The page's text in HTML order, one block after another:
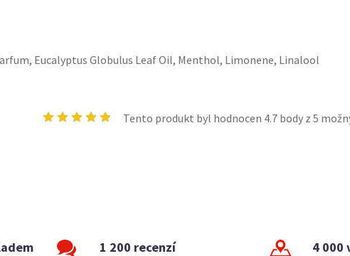
Eucalyptus Globulus Leaf Oil, Menthol, Limonene, Linalool
Tento produkt byl hodnocen 4.7body z 5
1 200 recenzí 4 000